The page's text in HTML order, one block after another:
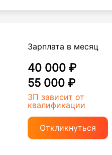
Зарплата в месяц
40 000 ₽
55 000 ₽
ЗП зависит от
квалификации
Откликнуться